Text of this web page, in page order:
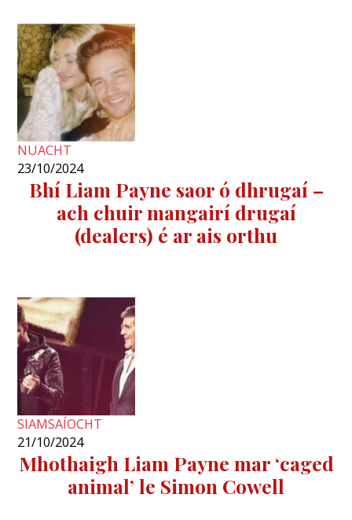
NUACHT
23/10/2024
Bhí Liam Payne saor ó dhrugaí –
ach chuir mangairí drugaí
(dealers) é ar ais orthu
SIAMSAÍOCHT
21/10/2024
Mhothaigh Liam Payne mar ‘caged
animal’ le Simon Cowell